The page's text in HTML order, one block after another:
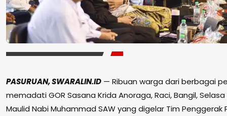
PASURUAN, SWARALIN.ID — Ribuan warga dari berbagai
memadati GOR Sasana Krida Anoraga, Raci, Bangil,
Maulid Nabi Muhammad SAW yang digelar Tim Penggerak